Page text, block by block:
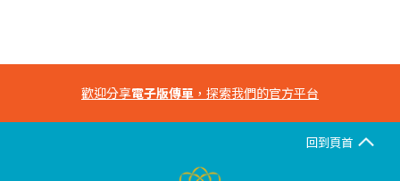
歡迎分享電子版傳單 ，探索我們的官方平台
回到頁首